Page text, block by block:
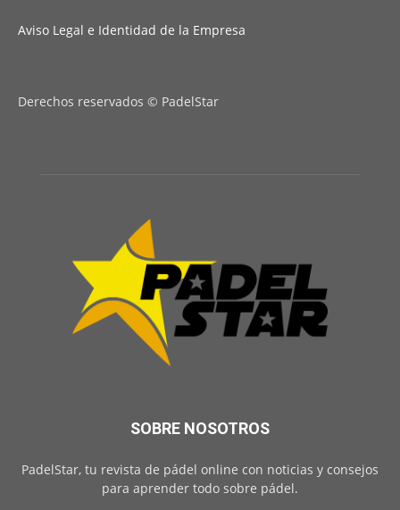
Aviso Legal e Identidad de la Empresa
Derechos reservados © PadelStar
SOBRE NOSOTROS
PadelStar, tu revista de pádel online con noticias y consejos
para aprender todo sobre pádel.